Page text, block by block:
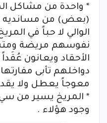
* واحدة من مشاكل
(بعض) من مسانديه
الوالي لا حباً في
نفوسهم مريضة
الأحقاد ويعانون
دواخلهم تأبى
معوجاً يعطل ولا
* المريخ يسير من
وجود هؤلاء .